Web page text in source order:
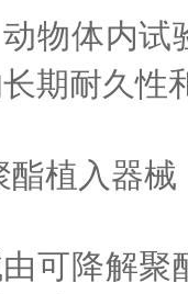
物体内试
期耐久性
酯植入器械
可降解聚